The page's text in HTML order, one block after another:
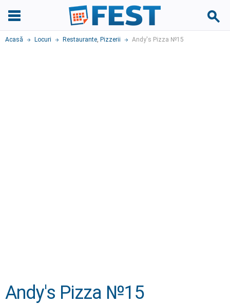
Acasă Locuri Restaurante, Pizzerii Andy's Pizza №15
Andy's Pizza №15